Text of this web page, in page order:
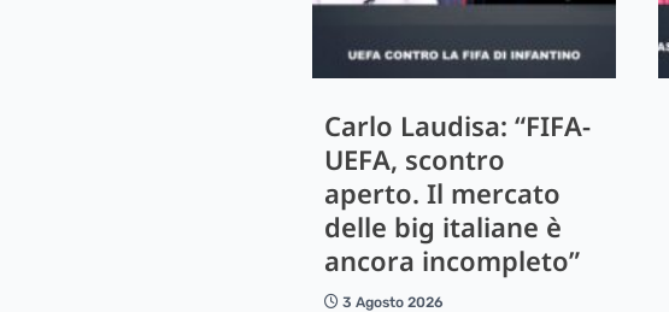
Carlo Laudisa: “FIFA-
UEFA, scontro
aperto. Il mercato
delle big italiane è
ancora incompleto”
3 Agosto 2026